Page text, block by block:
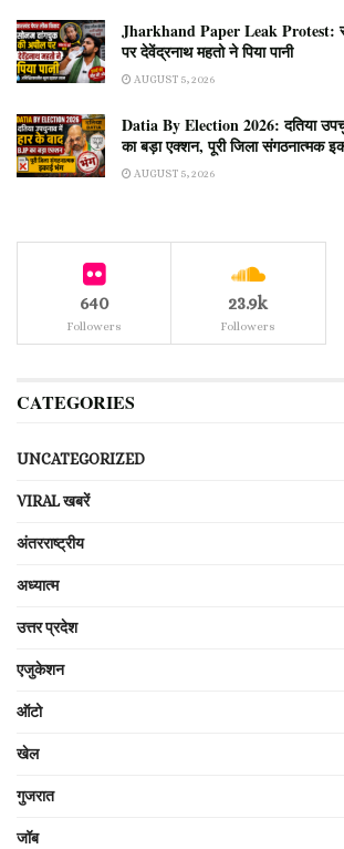
Jharkhand Paper Leak Protest:
पर देवेंद्रनाथ महतो ने पिया पानी
AUGUST 5, 2026
Datia By Election 2026: दतिया
का बड़ा एक्शन, पूरी जिला संगठनात्मक
AUGUST 5, 2026
640
Followers
23.9k
Followers
CATEGORIES
UNCATEGORIZED
VIRAL खबरें
अंतरराष्ट्रीय
अध्यात्म
उत्तर प्रदेश
एजुकेशन
ऑटो
खेल
गुजरात
जॉब